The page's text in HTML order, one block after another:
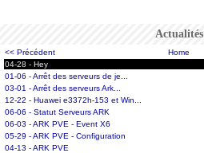
Actualités
<< Précédent Home
04-28 - Hey
01-06 - Arrêt des serveurs de je...
03-01 - Arrêt des serveurs Ark...
12-22 - Huawei e3372h-153 et Win...
06-06 - Statut Serveurs ARK
06-03 - ARK PVE - Event X6
05-29 - ARK PVE - Configuration
04-13 - ARK PVE